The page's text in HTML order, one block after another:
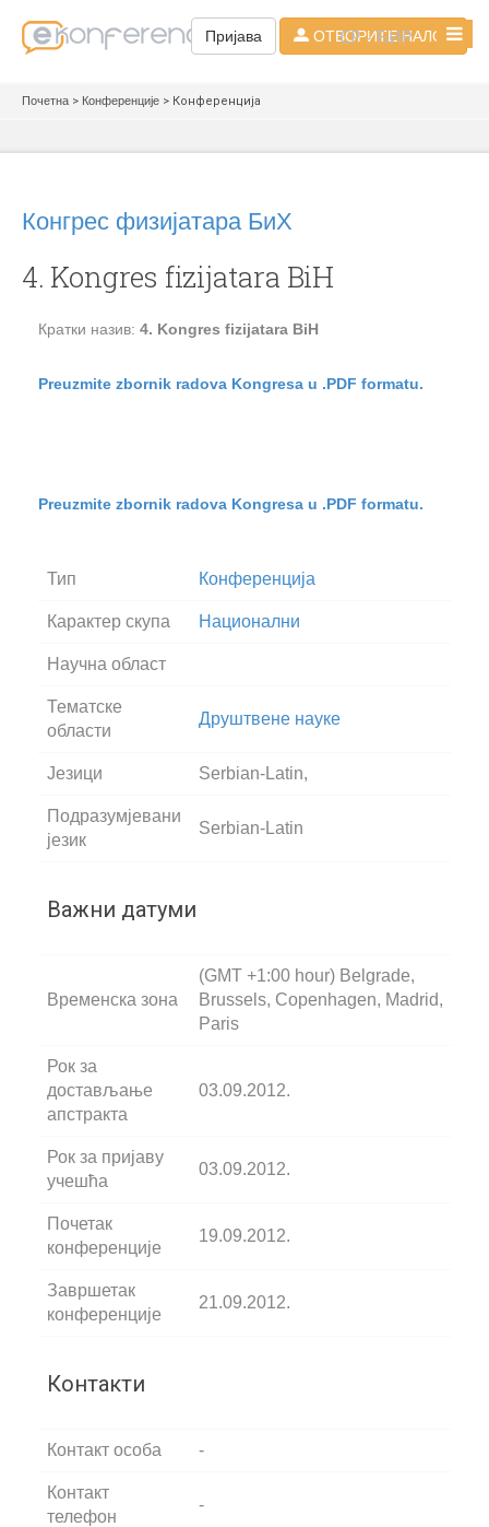
Пријава ОТВОРИТЕ НАЛОГ
СР - ЋИР
Почетна > Конференције > Конференција
Конгрес физијатара БиХ
4. Kongres fizijatara BiH
Кратки назив: 4. Kongres fizijatara BiH
Preuzmite zbornik radova Kongresa u .PDF formatu.
Preuzmite zbornik radova Kongresa u .PDF formatu.
Тип Конференција
Карактер скупа Национални
Научна област
Тематске
области
Друштвене науке
Језици Serbian-Latin,
Подразумјевани
језик
Serbian-Latin
Важни датуми
Временска зона
(GMT +1:00 hour) Belgrade,
Brussels, Copenhagen, Madrid,
Paris
Рок за
достављање
апстракта
03.09.2012.
Рок за пријаву
учешћа
03.09.2012.
Почетак
конференције
19.09.2012.
Завршетак
конференције
21.09.2012.
Контакти
Контакт особа -
Контакт
телефон
-